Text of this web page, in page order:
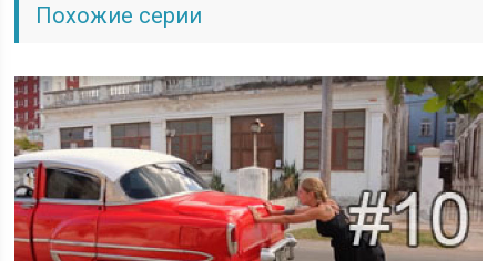
Похожие серии